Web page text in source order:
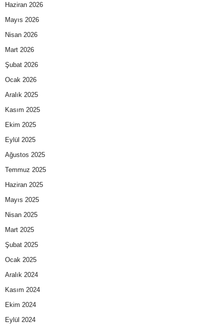
Haziran 2026
Mayıs 2026
Nisan 2026
Mart 2026
Şubat 2026
Ocak 2026
Aralık 2025
Kasım 2025
Ekim 2025
Eylül 2025
Ağustos 2025
Temmuz 2025
Haziran 2025
Mayıs 2025
Nisan 2025
Mart 2025
Şubat 2025
Ocak 2025
Aralık 2024
Kasım 2024
Ekim 2024
Eylül 2024